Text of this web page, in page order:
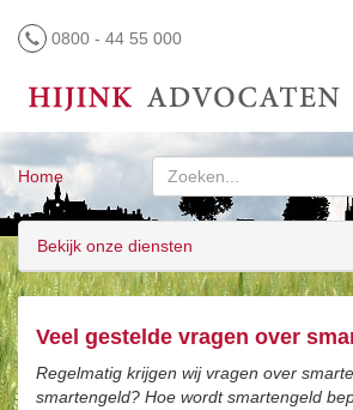
0800 - 44 55 000
Home
Bekijk onze diensten
Veel gestelde vragen over
Regelmatig krijgen wij vragen over
smartengeld? Hoe wordt smartengeld